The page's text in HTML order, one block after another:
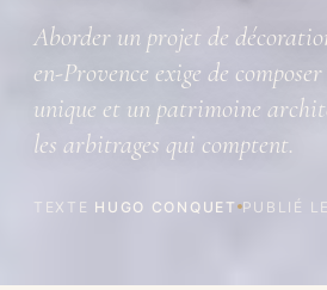
Aborder un projet de
en-Provence exige de
unique et un patrimoine
les arbitrages qui comptent.
TEXTE HUGO CONQUET PUBLIÉ LE